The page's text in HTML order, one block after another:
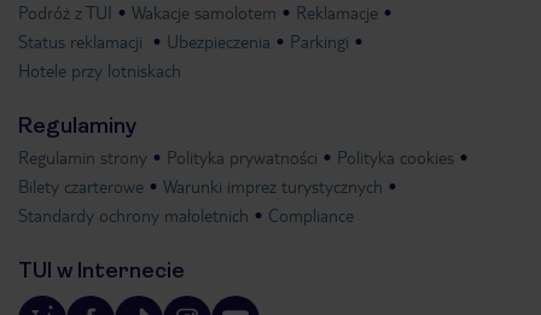
Podróż z TUI Wakacje samolotem
Reklamacje
Status reklamacji
Ubezpieczenia
Parkingi
Hotele przy lotniskach
Regulaminy
Regulamin strony Polityka prywatności
Polityka cookies
Bilety czarterowe
Warunki imprez turystycznych
Standardy ochrony małoletnich
Compliance
TUI w Internecie